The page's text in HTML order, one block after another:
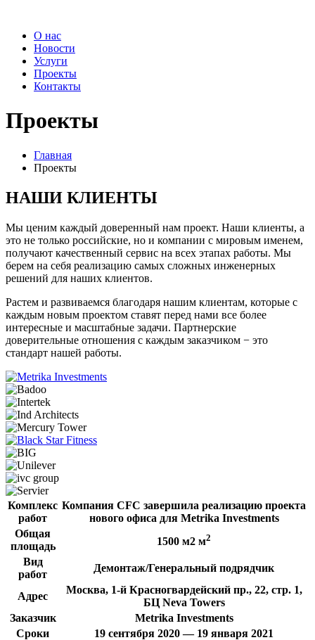
О нас
Новости
Услуги
Проекты
Контакты
Проекты
Главная
Проекты
НАШИ КЛИЕНТЫ
Мы ценим каждый доверенный нам проект. Наши клиенты, а
это не только российские, но и компании с мировым именем,
получают качественный сервис на всех этапах работы. Мы
берем на себя реализацию самых сложных инженерных
решений для наших клиентов.
Растем и развиваемся благодаря нашим клиентам, которые с
каждым новым проектом ставят перед нами все более
интересные и масштабные задачи. Партнерские
доверительные отношения с каждым заказчиком − это
стандарт нашей работы.
Комплекс
работ
Компания CFC завершила реализацию проекта
нового офиса для Metrika Investments
Общая
площадь
1500 м2 м2
Вид
работ
Демонтаж/Генеральный подрядчик
Адрес
Москва, 1-й Красногвардейский пр., 22, стр. 1,
БЦ Neva Towers
Заказчик
Metrika Investments
Сроки
19 сентября 2020 — 19 января 2021